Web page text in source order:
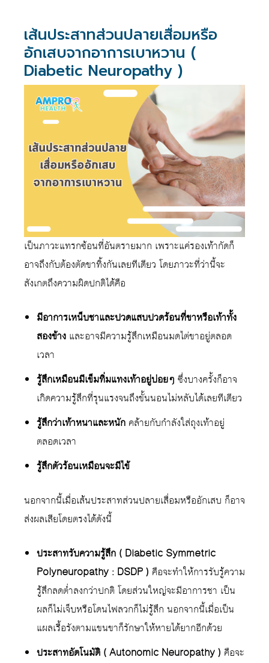
เส้นประสาทส่วนปลายเสื่อมหรือ
อักเสบจากอาการเบาหวาน (
Diabetic Neuropathy )
เป็นภาวะแทรกซ้อนที่อันตรายมาก เพราะแค่รองเท้ากัดก็
อาจถึงกับต้องตัดขาทิ้งกันเลยทีเดียว โดยภาวะที่ว่านี้จะ
สังเกตถึงความผิดปกติได้คือ
มีอาการเหน็บชาและปวดแสบปวดร้อนที่ขาหรือเท้าทั้ง
สองข้าง และอาจมีความรู้สึกเหมือนมดไต่ขาอยู่ตลอด
เวลา
รู้สึกเหมือนมีเข็มทิ่มแทงเท้าอยู่บ่อยๆ ซึ่งบางครั้งก็อาจ
เกิดความรู้สึกที่รุนแรงจนถึงขั้นนอนไม่หลับได้เลยทีเดียว
รู้สึกว่าเท้าหนาและหนัก คล้ายกับกำลังใส่ถุงเท้าอยู่
ตลอดเวลา
รู้สึกตัวร้อนเหมือนจะมีไข้
นอกจากนี้เมื่อเส้นประสาทส่วนปลายเสื่อมหรืออักเสบ ก็อาจ
ส่งผลเสียโดยตรงได้ดังนี้
ประสาทรับความรู้สึก ( Diabetic Symmetric
Polyneuropathy : DSDP ) คือจะทำให้การรับรู้ความ
รู้สึกลดต่ำลงกว่าปกติ โดยส่วนใหญ่จะมีอาการชา เป็น
ผลก็ไม่เจ็บหรือโดนไฟลวกก็ไม่รู้สึก นอกจากนี้เมื่อเป็น
แผลเรื้อรังตามแขนขาก็รักษาให้หายได้ยากอีกด้วย
ประสาทอัตโนมัติ ( Autonomic Neuropathy ) คือจะ